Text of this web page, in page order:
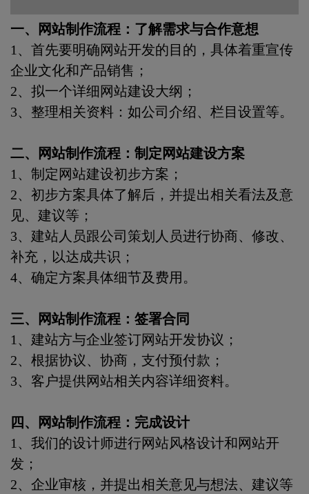
一、网站制作流程：了解需求与合作意想
1、首先要明确网站开发的目的，具体着重宣传
企业文化和产品销售；
2、拟一个详细网站建设大纲；
3、整理相关资料：如公司介绍、栏目设置等。
二、网站制作流程：制定网站建设方案
1、制定网站建设初步方案；
2、初步方案具体了解后，并提出相关看法及意
见、建议等；
3、建站人员跟公司策划人员进行协商、修改、
补充，以达成共识；
4、确定方案具体细节及费用。
三、网站制作流程：签署合同
1、建站方与企业签订网站开发协议；
2、根据协议、协商，支付预付款；
3、客户提供网站相关内容详细资料。
四、网站制作流程：完成设计
1、我们的设计师进行网站风格设计和网站开
发；
2、企业审核，并提出相关意见与想法、建议等